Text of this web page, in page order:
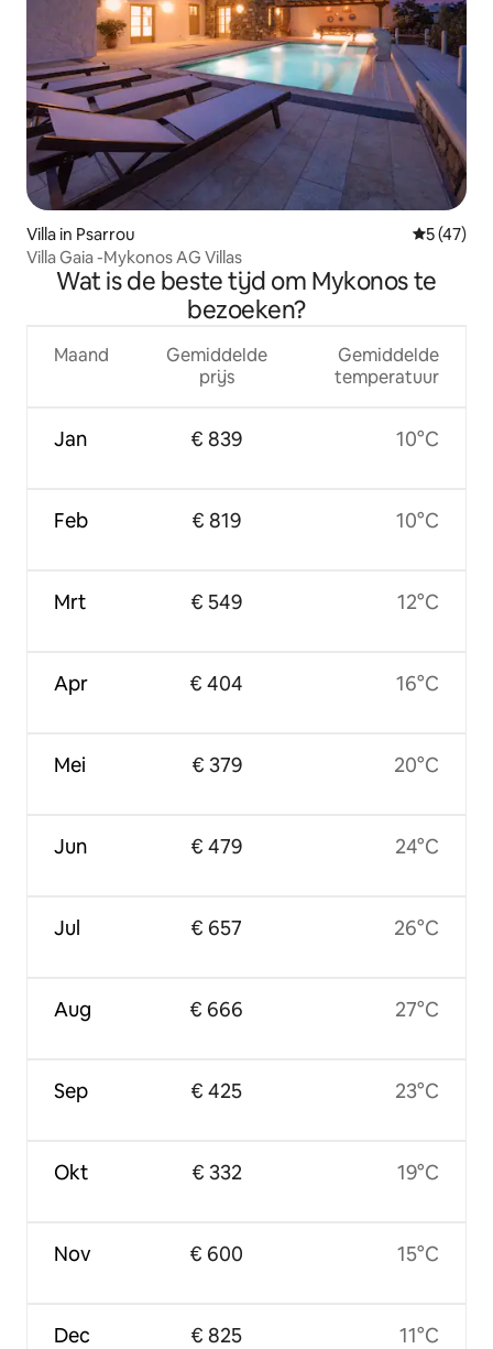
Villa in Psarrou
5 (47)
Villa Gaia -Mykonos AG Villas
Wat is de beste tijd om Mykonos te
bezoeken?
Maand
Jan
Feb
Mrt
Apr
Mei
Jun
Jul
Aug
Sep
Okt
Nov
Dec
Gemiddelde
prijs
€ 839
€ 819
€ 549
€ 404
€ 379
€ 479
€ 657
€ 666
€ 425
€ 332
€ 600
€ 825
Gemiddelde
temperatuur
10°C
10°C
12°C
16°C
20°C
24°C
26°C
27°C
23°C
19°C
15°C
11°C